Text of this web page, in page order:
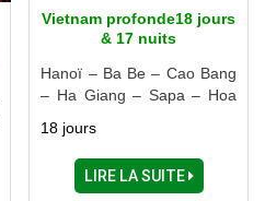
Vietnam profonde18 jours
& 17 nuits
Hanoï – Ba Be – Cao Bang
– Ha Giang – Sapa – Hoa
18 jours
LIRE LA SUITE